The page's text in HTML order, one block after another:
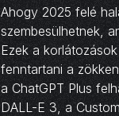
Ahogy 2025 felé
szembesülhetnek,
Ezek a
fenntartani a
a ChatGPT Plus
DALL-E 3, a